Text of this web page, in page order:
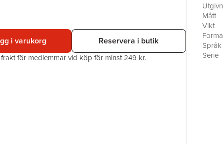
i varukorg Reservera i butik
frakt för medlemmar vid köp för minst 249 kr.
Mått
Vikt
Språk
Serie